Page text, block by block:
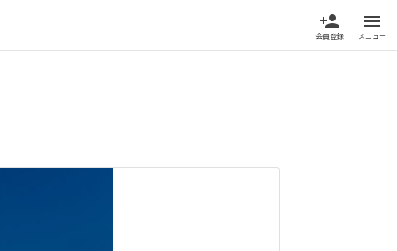
person_add
会員登録
menu
メニュー